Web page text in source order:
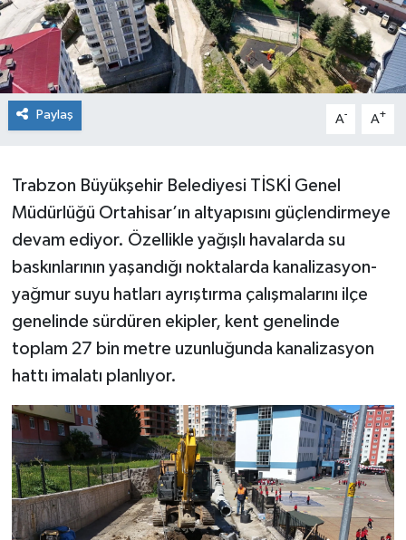
Paylaş A- A+
Trabzon Büyükşehir Belediyesi TİSKİ Genel
Müdürlüğü Ortahisar’ın altyapısını güçlendirmeye
devam ediyor. Özellikle yağışlı havalarda su
baskınlarının yaşandığı noktalarda kanalizasyon-
yağmur suyu hatları ayrıştırma çalışmalarını ilçe
genelinde sürdüren ekipler, kent genelinde
toplam 27 bin metre uzunluğunda kanalizasyon
hattı imalatı planlıyor.